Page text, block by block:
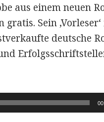
aus einem neuen
gratis. Sein
deutsche